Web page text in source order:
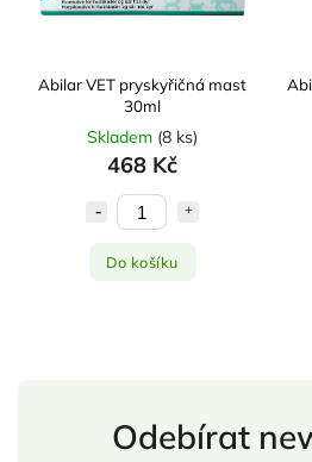
Abilar VET pryskyřičná mast
30ml
Skladem (8 ks)
468 Kč
Do košíku
Odebírat